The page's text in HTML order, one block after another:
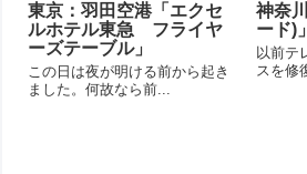
東京：羽田空港「エクセ
ルホテル東急 フライヤ
ーズテーブル」
この日は夜が明ける前から起き
ました。何故なら前...
神奈
ード)」
以前テ
スを修